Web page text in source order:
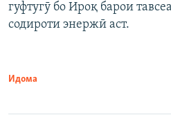
гуфтугӯ бо Ироқ барои
содироти энержӣ аст.
Идома